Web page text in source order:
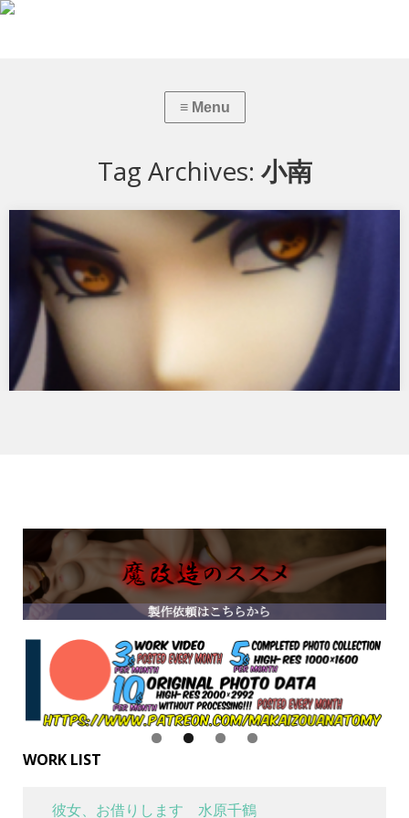
Tag Archives: 小南
NARUTOギャルズ NARUTO‐ナルト‐ 疾風伝 小南
メガハウスから NARUTOギャルズ NARUTO‐ナルト‐ 疾風伝 小南 で
す。 テマリに続いて２…
WORK LIST
彼女、お借りします 水原千鶴